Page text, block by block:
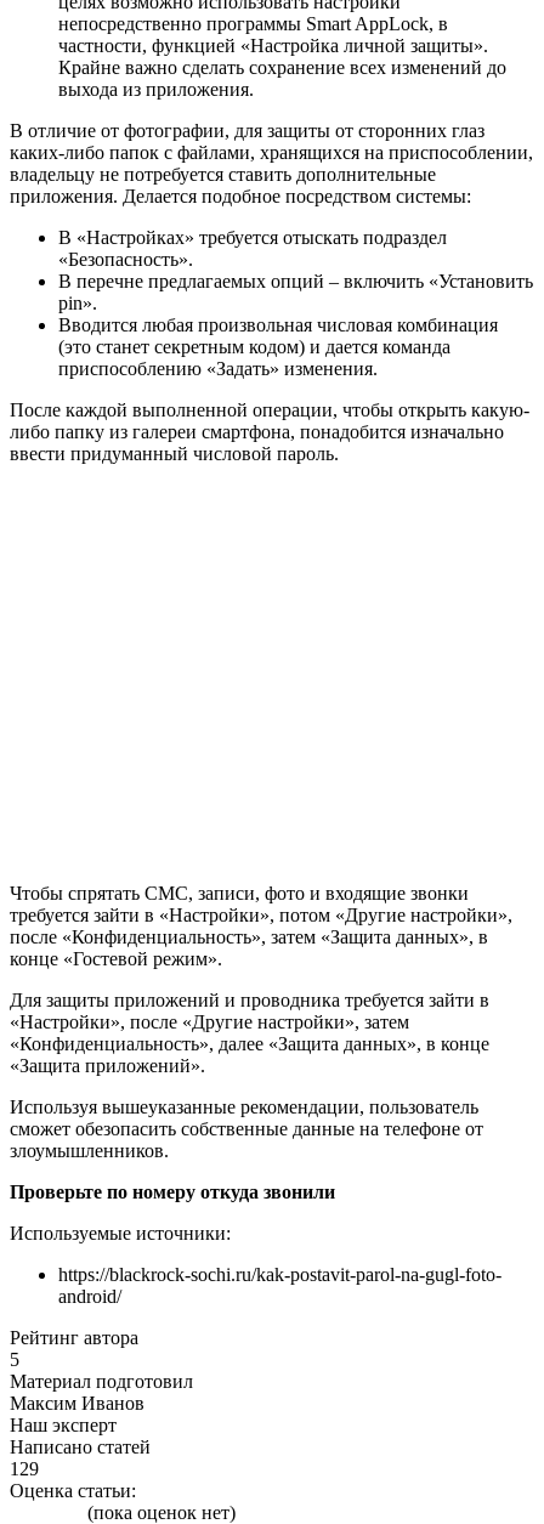
непосредственно программы Smart AppLock, в
частности, функцией «Настройка личной защиты».
Крайне важно сделать сохранение всех изменений до
выхода из приложения.
В отличие от фотографии, для защиты от сторонних глаз
каких-либо папок с файлами, хранящихся на приспособлении,
владельцу не потребуется ставить дополнительные
приложения. Делается подобное посредством системы:
В «Настройках» требуется отыскать подраздел
«Безопасность».
В перечне предлагаемых опций – включить «Установить
pin».
Вводится любая произвольная числовая комбинация
(это станет секретным кодом) и дается команда
приспособлению «Задать» изменения.
После каждой выполненной операции, чтобы открыть какую-
либо папку из галереи смартфона, понадобится изначально
ввести придуманный числовой пароль.
Чтобы спрятать СМС, записи, фото и входящие звонки
требуется зайти в «Настройки», потом «Другие настройки»,
после «Конфиденциальность», затем «Защита данных», в
конце «Гостевой режим».
Для защиты приложений и проводника требуется зайти в
«Настройки», после «Другие настройки», затем
«Конфиденциальность», далее «Защита данных», в конце
«Защита приложений».
Используя вышеуказанные рекомендации, пользователь
сможет обезопасить собственные данные на телефоне от
злоумышленников.
Проверьте по номеру откуда звонили
Используемые источники:
https://blackrock-sochi.ru/kak-postavit-parol-na-gugl-foto-
android/
Рейтинг автора
5
Материал подготовил
Максим Иванов
Наш эксперт
Написано статей
129
Оценка статьи:
(пока оценок нет)